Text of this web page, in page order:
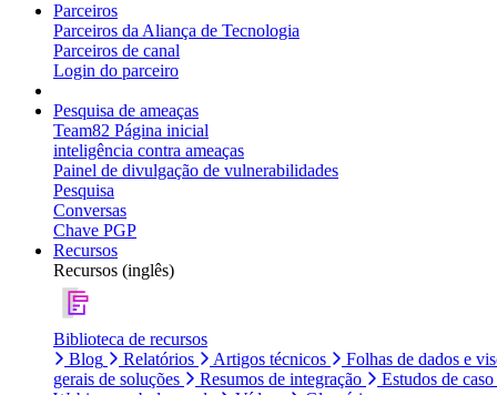
Parceiros
Parceiros da Aliança de Tecnologia
Parceiros de canal
Login do parceiro
Pesquisa de ameaças
Team82 Página inicial
inteligência contra ameaças
Painel de divulgação de vulnerabilidades
Pesquisa
Conversas
Chave PGP
Recursos
Recursos (inglês)
Biblioteca de recursos
Blog
Relatórios Artigos técnicos
Folhas de dados e
gerais de soluções
Resumos de integração
Estudos de caso